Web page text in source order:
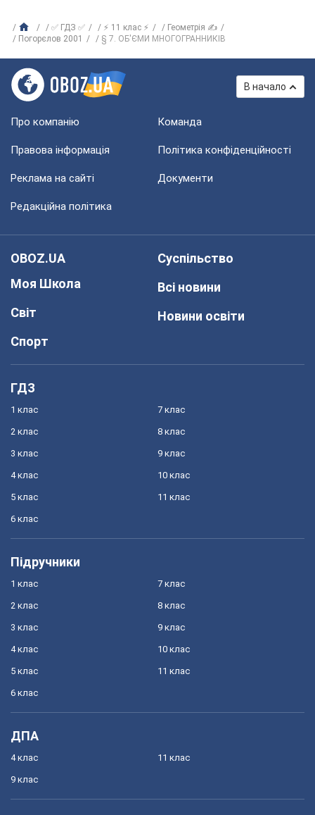
✅ ГДЗ ✅ ⚡ 11 клас ⚡
Геометрія ✍
Погорєлов 2001
§ 7. ОБ'ЄМИ МНОГОГРАННИКІВ
В начало
Про компанію Команда
Правова інформація Політика конфіденційності
Реклама на сайті Документи
Редакційна політика
OBOZ.UA
Моя Школа
Світ
Спорт
Суспільство
Всі новини
Новини освіти
ГДЗ
1 клас
2 клас
3 клас
4 клас
5 клас
6 клас
7 клас
8 клас
9 клас
10 клас
11 клас
Підручники
1 клас
2 клас
3 клас
4 клас
5 клас
6 клас
7 клас
8 клас
9 клас
10 клас
11 клас
ДПА
4 клас
9 клас
11 клас